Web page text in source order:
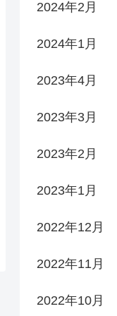
2024年2月
2024年1月
2023年4月
2023年3月
2023年2月
2023年1月
2022年12月
2022年11月
2022年10月